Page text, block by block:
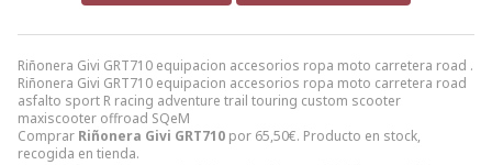
Riñonera Givi GRT710 equipacion accesorios ropa moto carretera road .
Riñonera Givi GRT710 equipacion accesorios ropa moto carretera road
asfalto sport R racing adventure trail touring custom scooter
maxiscooter offroad SQeM
Comprar Riñonera Givi GRT710 por 65,50€. Producto en stock,
recogida en tienda.